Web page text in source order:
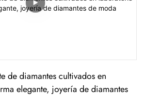
de diamantes cultivados en
elegante, joyería de diamantes